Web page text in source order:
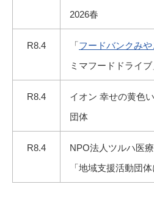
2026春
R8.4 「フードバンクみや
ミマフードドライ
R8.4
イオン 幸せの黄色
団体
R8.4
NPO法人ツルハ医
「地域支援活動団